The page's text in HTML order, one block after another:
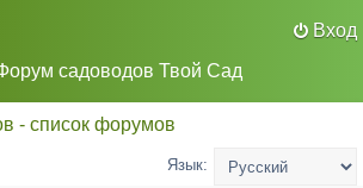
Вход
садоводов Твой Сад
- список форумов
Язык: